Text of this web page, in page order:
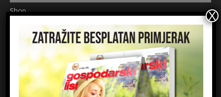
Shop
Pretplata
Uvjeti korištenja
Prijavite se na newsletter